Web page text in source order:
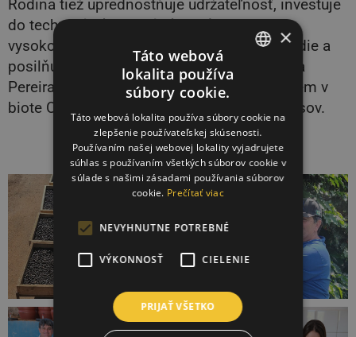
Rodina tiež uprednostňuje udržateľnosť, investuje
do technológií a inovácií na výrobu
vysokokvalitnej kávy, chráni životné prostredie a
posilňuje svoj záväzok voči prírode. Skupina
Pereira zachováva 40 % rozlohy svojich fariem v
biote Cerrado so zachovaním pôvodných lesov.
×
Táto webová
lokalita používa
súbory cookie.
Táto webová lokalita používa súbory cookie na
zlepšenie používateľskej skúsenosti.
Používaním našej webovej lokality vyjadrujete
súhlas s používaním všetkých súborov cookie v
súlade s našimi zásadami používania súborov
cookie. Prečítať viac
NEVYHNUTNE POTREBNÉ
VÝKONNOSŤ CIELENIE
PRIJAŤ VŠETKO